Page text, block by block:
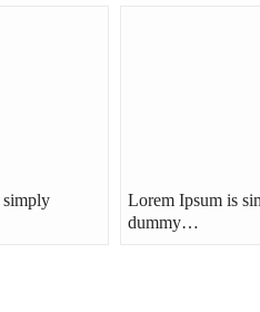
Lorem Ipsum is
dummy…